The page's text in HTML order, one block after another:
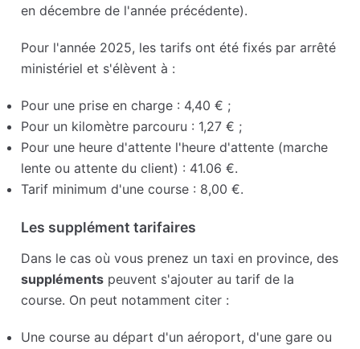
en décembre de l'année précédente).
Pour l'année 2025, les tarifs ont été fixés par arrêté
ministériel et s'élèvent à :
Pour une prise en charge : 4,40 € ;
Pour un kilomètre parcouru : 1,27 € ;
Pour une heure d'attente l'heure d'attente (marche
lente ou attente du client) : 41.06 €.
Tarif minimum d'une course : 8,00 €.
Les supplément tarifaires
Dans le cas où vous prenez un taxi en province, des
suppléments peuvent s'ajouter au tarif de la
course. On peut notamment citer :
Une course au départ d'un aéroport, d'une gare ou